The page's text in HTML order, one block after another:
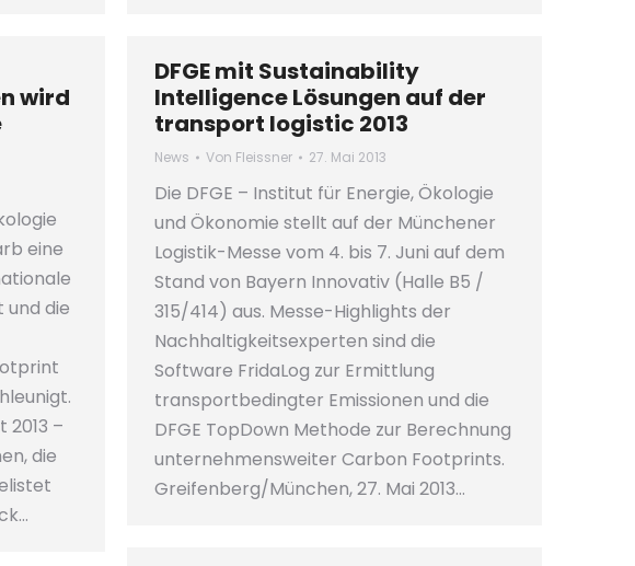
wird
eine
und die
–
die
DFGE mit Sustainability
Intelligence Lösungen auf der
transport logistic 2013
News Von Fleissner 27. Mai 2013
Die DFGE – Institut für Energie, Ökologie
und Ökonomie stellt auf der Münchener
Logistik-Messe vom 4. bis 7. Juni auf dem
Stand von Bayern Innovativ (Halle B5 /
315/414) aus. Messe-Highlights der
Nachhaltigkeitsexperten sind die
Software FridaLog zur Ermittlung
transportbedingter Emissionen und die
DFGE TopDown Methode zur Berechnung
unternehmensweiter Carbon Footprints.
Greifenberg/München, 27. Mai 2013…